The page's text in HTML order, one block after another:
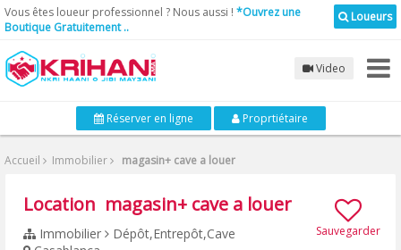
Loueurs
Vous êtes loueur professionnel ? Nous aussi ! *Ouvrez une
Boutique Gratuitement ..
Video
Réserver en ligne Proprtiétaire
Accueil Immobilier magasin+ cave a louer
Sauvegarder
Location magasin+ cave a louer
Immobilier Dépôt,Entrepôt,Cave